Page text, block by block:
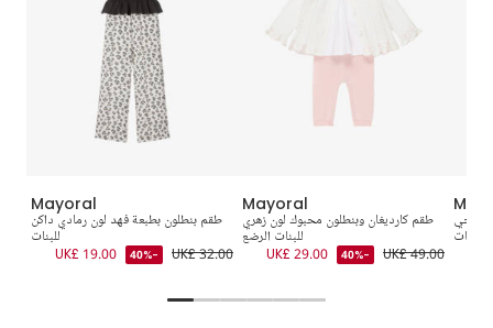
Mayoral
طقم بنطلون بطبعة فهد لون رمادي داكن
للبنات
UK£ 32.00
-40%
UK£ 19.00
Mayoral
طقم كارديغان وبنطلون محبوك لون زهري
للبنات الرضع
UK£ 49.00
-40%
UK£ 29.00
وعاجي
للبنات